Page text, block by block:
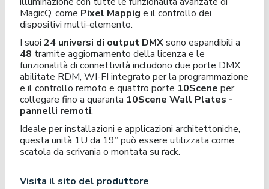
MagicQ, come Pixel Mappig e il controllo dei
dispositivi multi-elemento.
I suoi 24 universi di output DMXsono espandibili a
48 tramite aggiornamento della licenza e le
funzionalità di connettività includono due porte DMX
abilitate RDM, WI-FI integrato per la programmazione
e il controllo remoto e quattro porte 10Scene per
collegare fino a quaranta 10Scene Wall Plates -
pannelli remoti.
Ideale per installazioni e applicazioni architettoniche,
questa unità 1U da 19” può essere utilizzata come
scatola da scrivania o montata su rack.
Visita il sito del produttore